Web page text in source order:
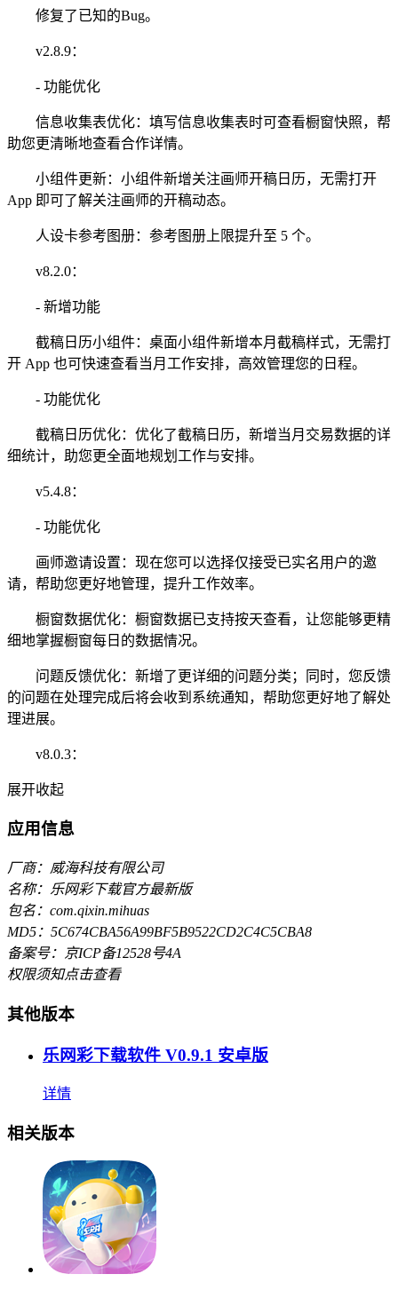
修复了已知的Bug。
v2.8.9：
- 功能优化
信息收集表优化：填写信息收集表时可查看橱窗快照，帮
助您更清晰地查看合作详情。
小组件更新：小组件新增关注画师开稿日历，无需打开
App 即可了解关注画师的开稿动态。
人设卡参考图册：参考图册上限提升至 5 个。
v8.2.0：
- 新增功能
截稿日历小组件：桌面小组件新增本月截稿样式，无需打
开 App 也可快速查看当月工作安排，高效管理您的日程。
- 功能优化
截稿日历优化：优化了截稿日历，新增当月交易数据的详
细统计，助您更全面地规划工作与安排。
v5.4.8：
- 功能优化
画师邀请设置：现在您可以选择仅接受已实名用户的邀
请，帮助您更好地管理，提升工作效率。
橱窗数据优化：橱窗数据已支持按天查看，让您能够更精
细地掌握橱窗每日的数据情况。
问题反馈优化：新增了更详细的问题分类；同时，您反馈
的问题在处理完成后将会收到系统通知，帮助您更好地了解处
理进展。
v8.0.3：
展开收起
应用信息
厂商：威海科技有限公司
名称：乐网彩下载官方最新版
包名：com.qixin.mihuas
MD5：5C674CBA56A99BF5B9522CD2C4C5CBA8
备案号：京ICP备12528号4A
权限须知点击查看
其他版本
乐网彩下载软件 V0.9.1 安卓版
详情
相关版本